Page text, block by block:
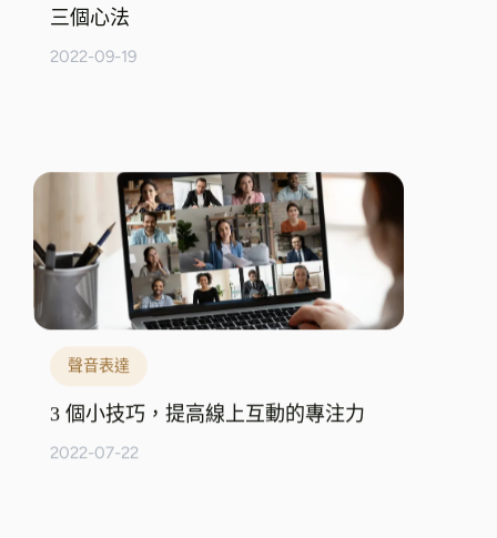
三個心法
2022-09-19
聲音表達
3 個小技巧，提高線上互動的專注力
2022-07-22